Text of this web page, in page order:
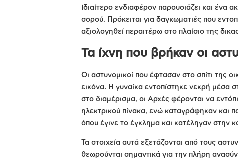
Ιδιαίτερο ενδιαφέρον παρουσιάζει και
σορού. Πρόκειται για δαγκωματιές που
αξιολογηθεί περαιτέρω στο πλαίσιο της
Τα ίχνη που βρήκαν οι
Οι αστυνομικοί που έφτασαν στο σπίτι της
εικόνα. Η γυναίκα εντοπίστηκε νεκρή μέσα
στο διαμέρισμα, οι Αρχές φέρονται να
ηλεκτρικού πίνακα, ενώ καταγράφηκαν και
όπου έγινε το έγκλημα και κατέληγαν στην
Τα στοιχεία αυτά εξετάζονται από τους
θεωρούνται σημαντικά για την πλήρη